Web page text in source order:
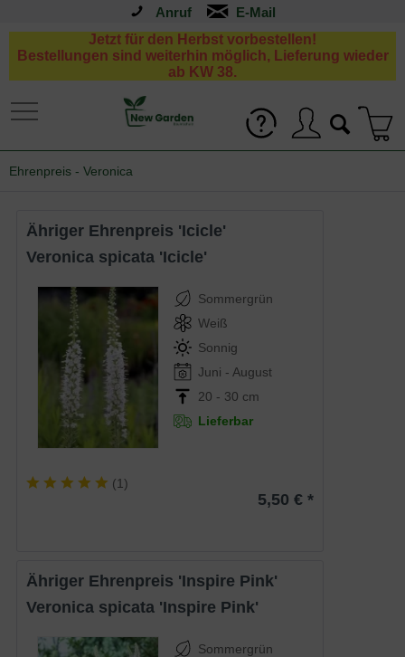
Anruf
Jetzt für den Herbst vorbestellen!
Bestellungen sind weiterhin möglich, Lieferung wieder
ab KW 38.
Ehrenpreis - Veronica
Ähriger Ehrenpreis 'Icicle'
Veronica spicata 'Icicle'
Sommergrün
Weiß
Sonnig
Juni - August
20 - 30 cm
Lieferbar
(1)
5,50 € *
Ähriger Ehrenpreis 'Inspire Pink'
Veronica spicata 'Inspire Pink'
Sommergrün